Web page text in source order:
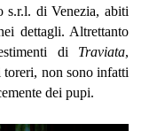
s.r.l. di Venezia, abiti
dettagli. Altrettanto
di Traviata,
toreri, non sono infatti
dei pupi.